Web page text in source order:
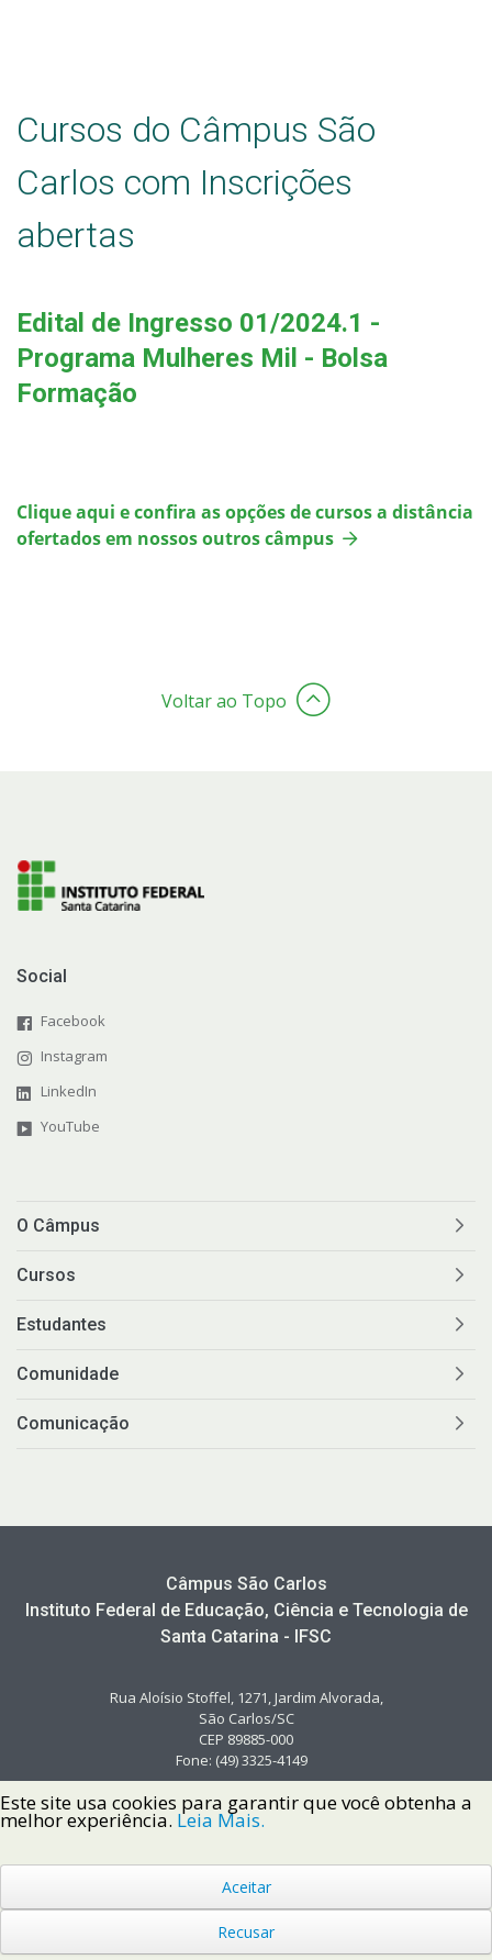
Cursos do Câmpus São
Carlos com Inscrições
abertas
Edital de Ingresso 01/2024.1 -
Programa Mulheres Mil - Bolsa
Formação
Clique aqui e confira as opções de cursos a distância
ofertados em nossos outros câmpus
Voltar ao Topo
Social
Facebook
Instagram
LinkedIn
YouTube
O Câmpus
Cursos
Estudantes
Comunidade
Comunicação
Câmpus São Carlos
Instituto Federal de Educação, Ciência e Tecnologia de
Santa Catarina - IFSC
Rua Aloísio Stoffel, 1271, Jardim Alvorada,
São Carlos/SC
CEP 89885-000
Fone: (49) 3325-4149
Copyright © 2022 Instituto Federal de Santa Catarina IFSC
Todos os Direitos Reservados.
Este site usa cookies para garantir que você obtenha a
melhor experiência. Leia Mais.
Aceitar
Recusar